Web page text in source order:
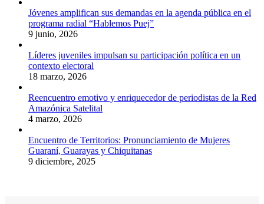
Jóvenes amplifican sus demandas en la agenda pública en el
programa radial “Hablemos Puej”
9 junio, 2026
Líderes juveniles impulsan su participación política en un
contexto electoral
18 marzo, 2026
Reencuentro emotivo y enriquecedor de periodistas de la Red
Amazónica Satelital
4 marzo, 2026
Encuentro de Territorios: Pronunciamiento de Mujeres
Guaraní, Guarayas y Chiquitanas
9 diciembre, 2025